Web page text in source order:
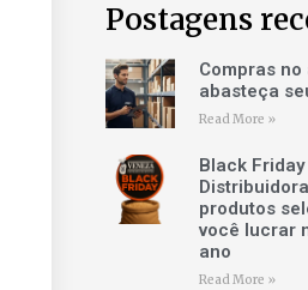
Postagens
Compras
abasteça
Read More »
Black
produtos
você lucrar
ano
Read More »